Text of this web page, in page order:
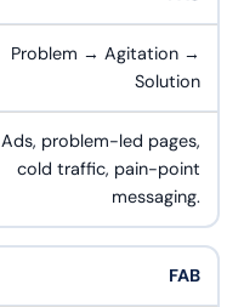
Problem → Agitation →
Solution
Ads, problem-led pages,
cold traffic, pain-point
messaging.
FAB